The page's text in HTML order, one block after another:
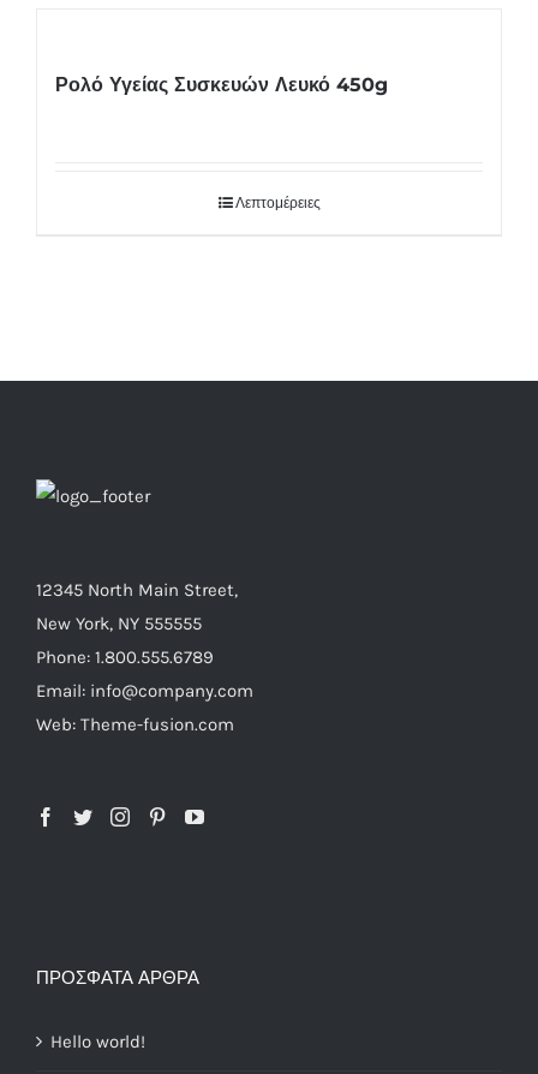
Ρολό Υγείας Συσκευών Λευκό 450g
Λεπτομέρειες
12345 North Main Street,
New York, NY 555555
Phone: 1.800.555.6789
Email: info@company.com
Web: Theme-fusion.com
ΠΡΌΣΦΑΤΑ ΆΡΘΡΑ
Hello world!